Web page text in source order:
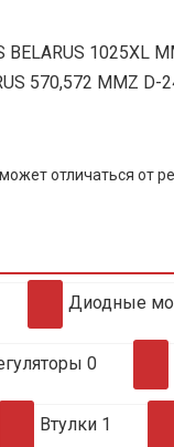
BELARUS
570,572 MMZ
отличаться от
Диодные
0
Втулки 1